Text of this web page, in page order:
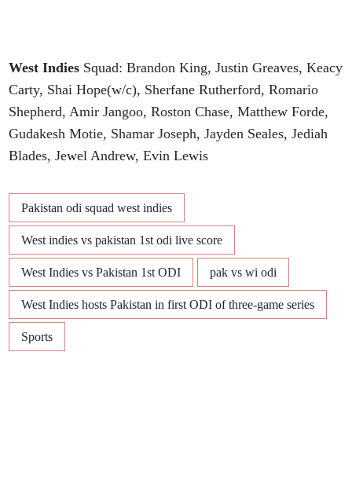
West Indies Squad: Brandon King, Justin Greaves, Keacy
Carty, Shai Hope(w/c), Sherfane Rutherford, Romario
Shepherd, Amir Jangoo, Roston Chase, Matthew Forde,
Gudakesh Motie, Shamar Joseph, Jayden Seales, Jediah
Blades, Jewel Andrew, Evin Lewis
Pakistan odi squad west indies
West indies vs pakistan 1st odi live score
West Indies vs Pakistan 1st ODI pak vs wi odi
West Indies hosts Pakistan in first ODI of three-game series
Sports